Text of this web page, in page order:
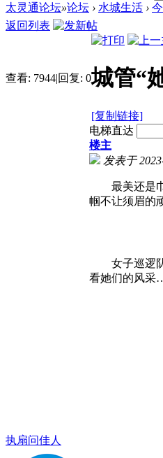
太灵通论坛»论坛 › 水城生活 ›
返回列表
查看: 7944|回复: 0城管“
[复制链接]
执扇问佳人
电梯直达
楼主
发表于
最美还是
帼不让须眉的
女子巡逻
看她们的风